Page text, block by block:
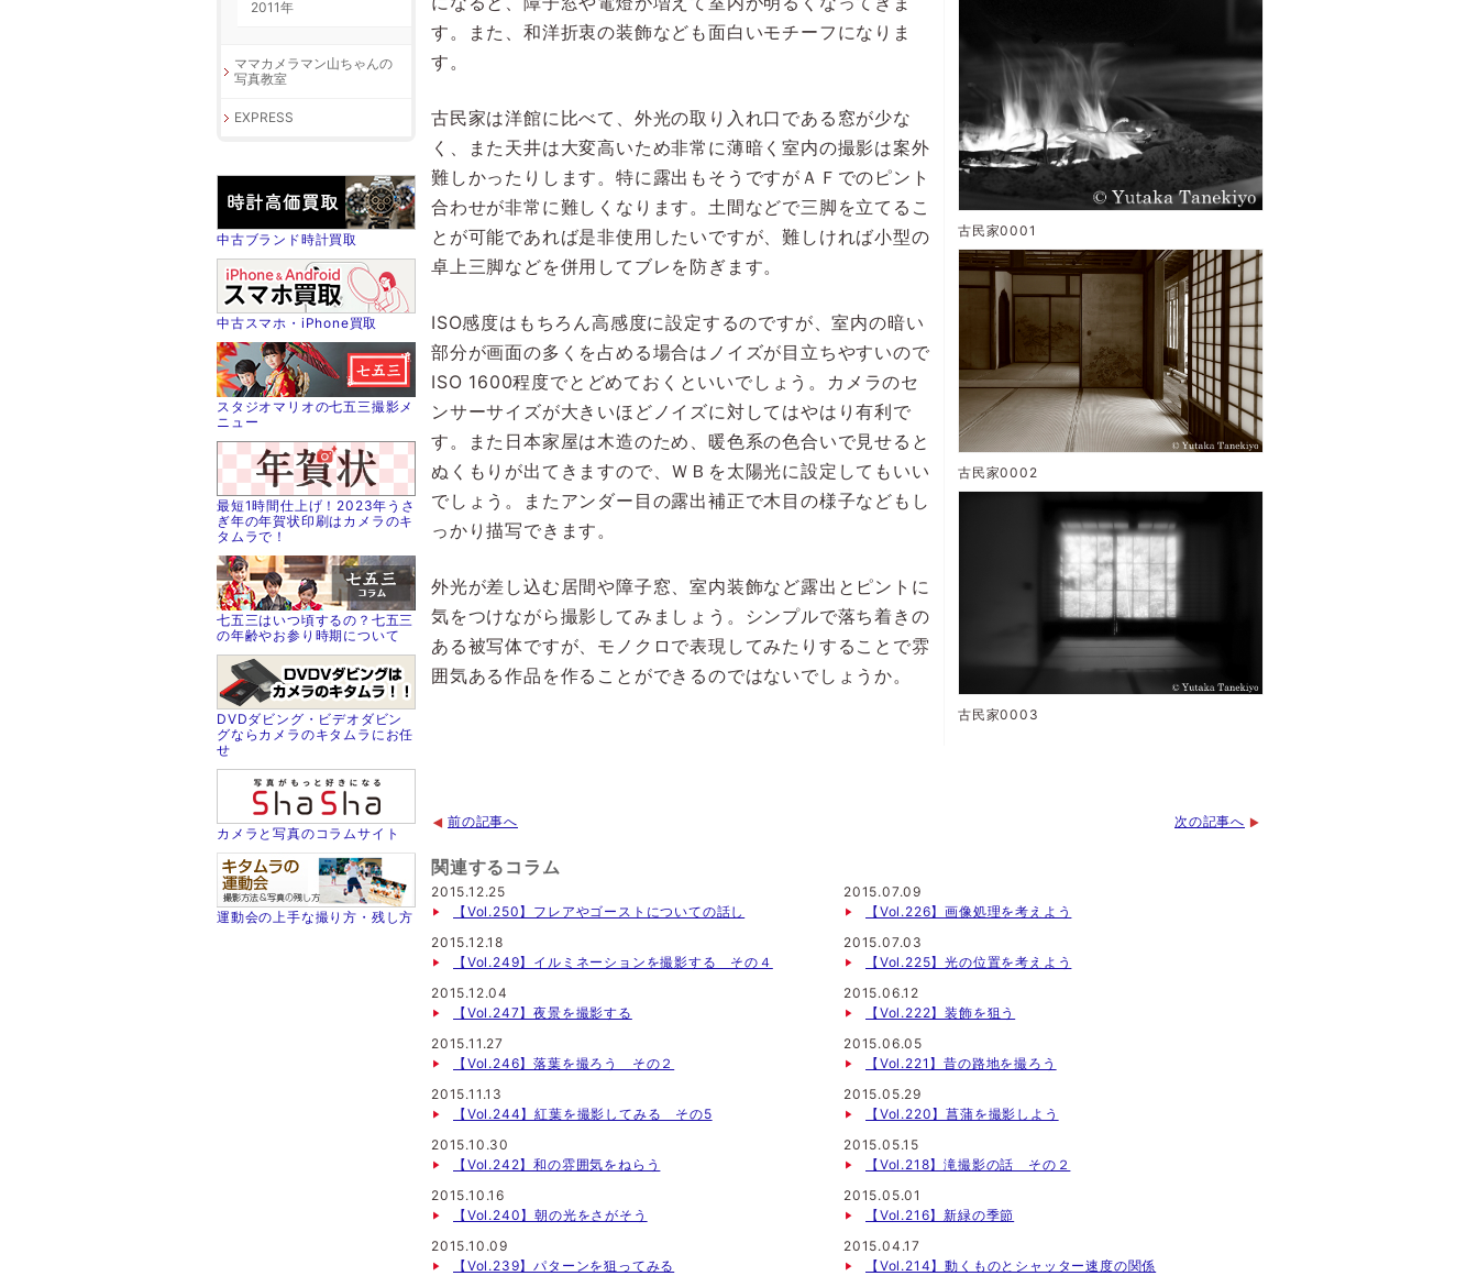
す。また、和洋折衷の装飾なども面白いモチーフになりま
す。
古民家は洋館に比べて、外光の取り入れ口である窓が少な
く、また天井は大変高いため非常に薄暗く室内の撮影は案外
難しかったりします。特に露出もそうですがＡＦでのピント
合わせが非常に難しくなります。土間などで三脚を立てるこ
とが可能であれば是非使用したいですが、難しければ小型の
卓上三脚などを併用してブレを防ぎます。
ISO感度はもちろん高感度に設定するのですが、室内の暗い
部分が画面の多くを占める場合はノイズが目立ちやすいので
ISO 1600程度でとどめておくといいでしょう。カメラのセ
ンサーサイズが大きいほどノイズに対してはやはり有利で
す。また日本家屋は木造のため、暖色系の色合いで見せると
ぬくもりが出てきますので、ＷＢを太陽光に設定してもいい
でしょう。またアンダー目の露出補正で木目の様子などもし
っかり描写できます。
外光が差し込む居間や障子窓、室内装飾など露出とピントに
気をつけながら撮影してみましょう。シンプルで落ち着きの
ある被写体ですが、モノクロで表現してみたりすることで雰
囲気ある作品を作ることができるのではないでしょうか。
前の記事へ 次の記事へ
関連するコラム
2015.12.25
【Vol.250】フレアやゴーストについての話し
2015.12.18
【Vol.249】イルミネーションを撮影する その４
2015.12.04
【Vol.247】夜景を撮影する
2015.11.27
【Vol.246】落葉を撮ろう その２
2015.11.13
【Vol.244】紅葉を撮影してみる その5
2015.10.30
【Vol.242】和の雰囲気をねらう
2015.10.16
【Vol.240】朝の光をさがそう
2015.10.09
【Vol.239】パターンを狙ってみる
2015.07.09
【Vol.226】画像処理を考えよう
2015.07.03
【Vol.225】光の位置を考えよう
2015.06.12
【Vol.222】装飾を狙う
2015.06.05
【Vol.221】昔の路地を撮ろう
2015.05.29
【Vol.220】菖蒲を撮影しよう
2015.05.15
【Vol.218】滝撮影の話 その２
2015.05.01
【Vol.216】新緑の季節
2015.04.17
【Vol.214】動くものとシャッター速度の関係
2011年
ママカメラマン山ちゃんの
写真教室
EXPRESS
中古ブランド時計買取
中古スマホ・iPhone買取
スタジオマリオの七五三撮影メ
ニュー
最短1時間仕上げ！2023年うさ
ぎ年の年賀状印刷はカメラのキ
タムラで！
七五三はいつ頃するの？七五三
の年齢やお参り時期について
DVDダビング・ビデオダビン
グならカメラのキタムラにお任
せ
カメラと写真のコラムサイト
運動会の上手な撮り方・残し方